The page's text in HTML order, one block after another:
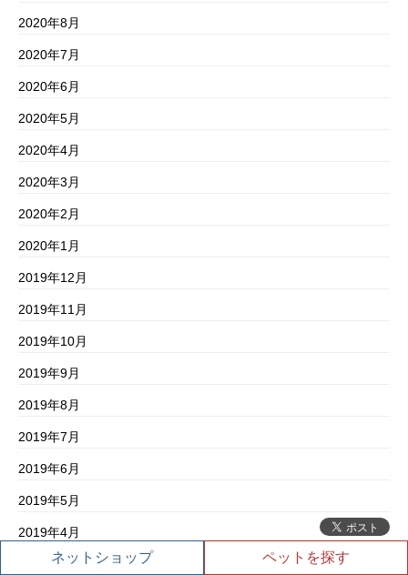
2020年8月
2020年7月
2020年6月
2020年5月
2020年4月
2020年3月
2020年2月
2020年1月
2019年12月
2019年11月
2019年10月
2019年9月
2019年8月
2019年7月
2019年6月
2019年5月
2019年4月
2019年3月ネットショップ ペットを探す